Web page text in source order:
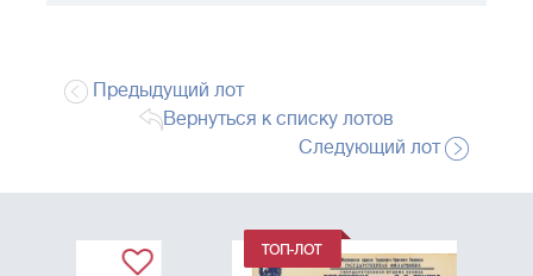
Предыдущий лот
Вернуться к списку лотов
Следующий лот